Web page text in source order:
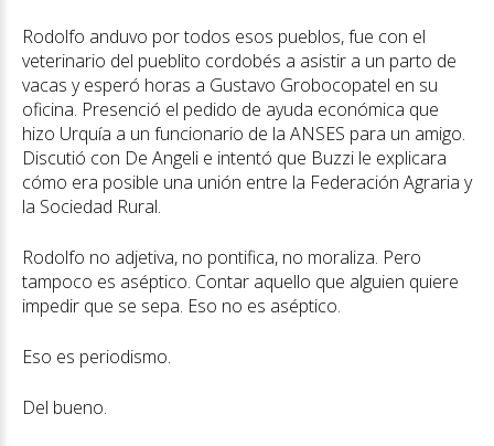
Rodolfo anduvo por todos esos pueblos, fue con el
veterinario del pueblito cordobés a asistir a un parto de
vacas y esperó horas a Gustavo Grobocopatel en su
oficina. Presenció el pedido de ayuda económica que
hizo Urquía a un funcionario de la ANSES para un amigo.
Discutió con De Angeli e intentó que Buzzi le explicara
cómo era posible una unión entre la Federación Agraria y
la Sociedad Rural.
Rodolfo no adjetiva, no pontifica, no moraliza. Pero
tampoco es aséptico. Contar aquello que alguien quiere
impedir que se sepa. Eso no es aséptico.
Eso es periodismo.
Del bueno.